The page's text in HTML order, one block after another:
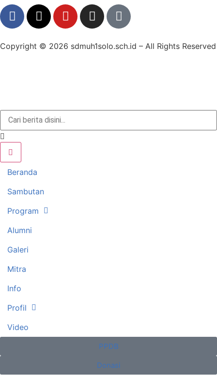
Copyright © 2026 sdmuh1solo.sch.id – All Rights Reserved
Beranda
Sambutan
Program
Alumni
Galeri
Mitra
Info
Profil
Video
PPDB
Donasi